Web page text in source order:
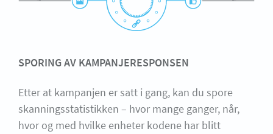
SPORING AV KAMPANJERESPONSEN
Etter at kampanjen er satt i gang, kan du spore
skanningsstatistikken – hvor mange ganger, når,
hvor og med hvilke enheter kodene har blitt